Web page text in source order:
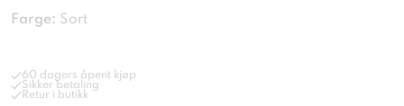
Farge: Sort
60 dagers åpent kjøp
Sikker betaling
Retur i butikk